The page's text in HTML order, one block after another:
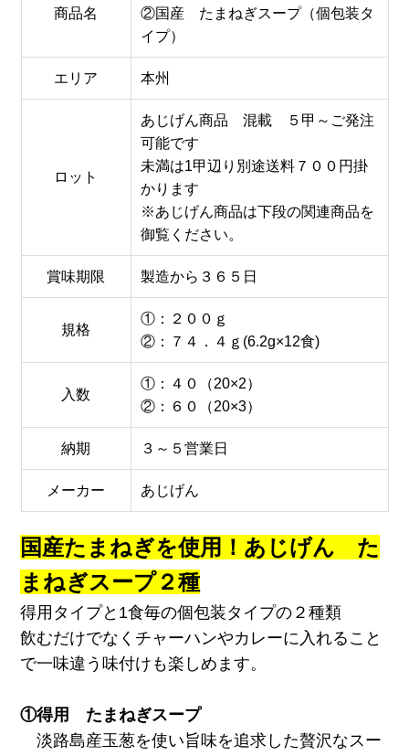
商品名
②国産 たまねぎスープ（個包装タ
イプ）
エリア 本州
ロット
あじげん商品 混載 ５甲～ご発注
可能です
未満は1甲辺り別途送料７００円掛
かります
※あじげん商品は下段の関連商品を
御覧ください。
賞味期限 製造から３６５日
規格
①：２００ｇ
②：７４．４ｇ(6.2g×12食)
入数
①：４０（20×2）
②：６０（20×3）
納期 ３～５営業日
メーカー あじげん
国産たまねぎを使用！あじげん た
まねぎスープ２種
得用タイプと1食毎の個包装タイプの２種類
飲むだけでなくチャーハンやカレーに入れること
で一味違う味付けも楽しめます。
①得用 たまねぎスープ
淡路島産玉葱を使い旨味を追求した贅沢なスー